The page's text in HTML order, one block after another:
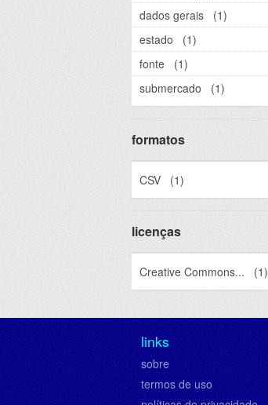
dados gerais
(1)
estado
(1)
fonte
(1)
submercado
(1)
formatos
CSV (1)
licenças
Creative Commons... (1)
links
sobre
termos de uso